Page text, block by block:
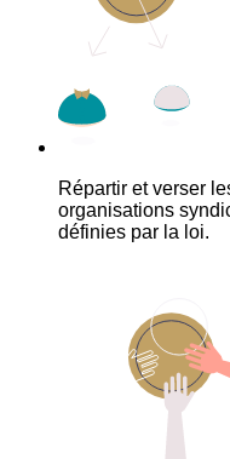
Répartir et verser
organisations
définies par la loi.